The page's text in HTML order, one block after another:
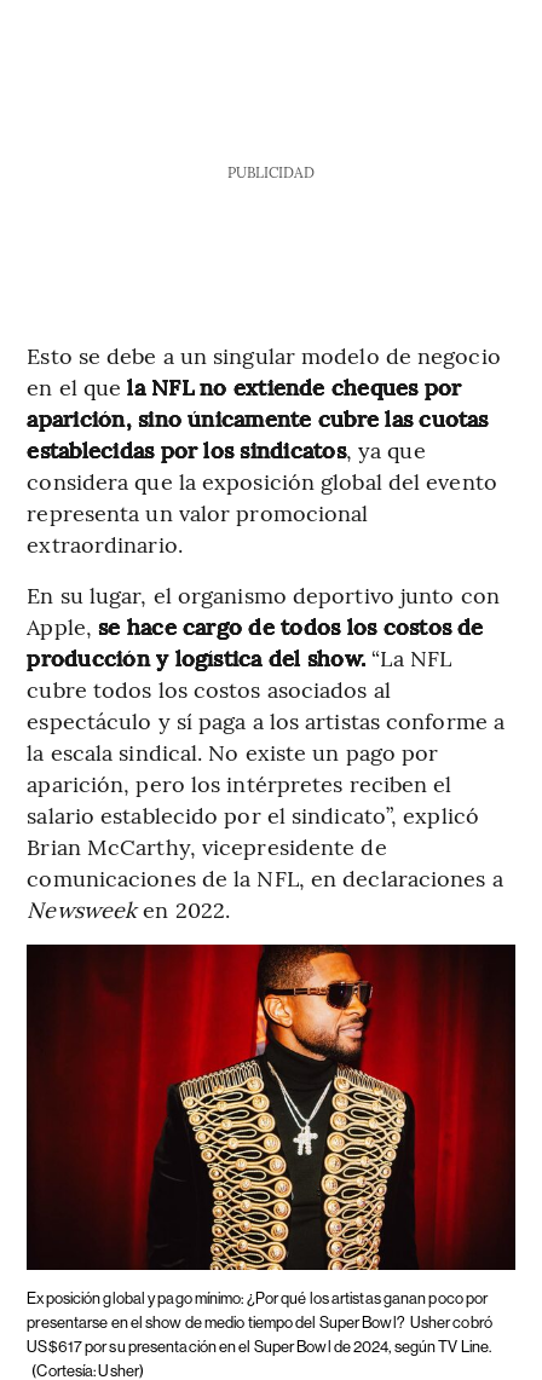
PUBLICIDAD
Esto se debe a un singular modelo de negocio
en el quela NFL no extiende cheques por
aparición, sino únicamente cubre las cuotas
establecidas por los sindicatos, ya que
considera que la exposición global del evento
representa un valor promocional
extraordinario.
En su lugar, el organismo deportivo junto con
Apple,se hace cargo de todos los costos de
producción y logística del show.“La NFL
cubre todos los costos asociados al
espectáculo y sí paga a los artistas conforme a
la escala sindical. No existe un pago por
aparición, pero los intérpretes reciben el
salario establecido por el sindicato”, explicó
Brian McCarthy, vicepresidente de
comunicaciones de la NFL, en declaraciones a
Newsweeken 2022.
Exposición global y pago mínimo: ¿Por qué los artistas ganan poco por
presentarse en el show de medio tiempo del Super Bowl? Usher cobró
US$617 por su presentación en el Super Bowl de 2024, según TV Line.
(Cortesía: Usher)